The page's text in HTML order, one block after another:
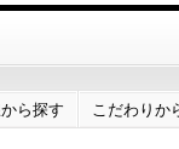
ら探す こだわりか